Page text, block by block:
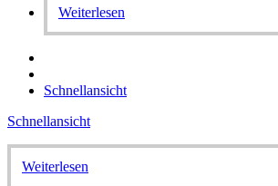
Weiterlesen
Schnellansicht
Schnellansicht
Weiterlesen